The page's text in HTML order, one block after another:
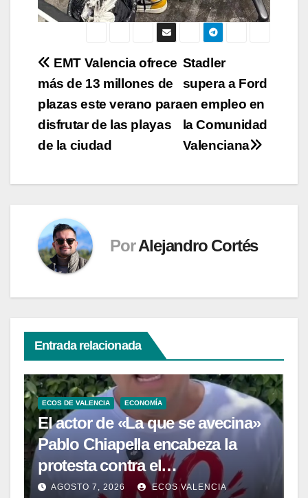
Navegación
de
entradas
Stadler
supera a Ford
en empleo en
la Comunidad
Valenciana
EMT Valencia ofrece
más de 13 millones de
plazas este verano para
disfrutar de las playas
de la ciudad
Por Alejandro Cortés
Entrada relacionada
ECOS DE VALENCIA ECONOMÍA
El actor de «La que se avecina»
Pablo Chiapella encabeza la
protesta contra el
macrovertedero que se quiere
AGOSTO 7, 2026 ECOS VALENCIA